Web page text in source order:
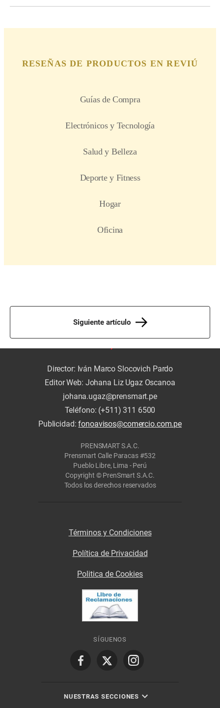
Siguiente artículo
Director: Iván Marco Slocovich Pardo
Editor Web: Johana Liz Ugaz Oscanoa
johana.ugaz@prensmart.pe
Teléfono: (+511) 311 6500
Publicidad:fonoavisos@comercio.com.pe
PRENSMART S.A.C.
Prensmart Calle Paracas #532
Pueblo Libre, Lima - Perú
Copyright © PrenSmart S.A.C.
Todos los derechos reservados
Términos y Condiciones
Política de Privacidad
Politica de Cookies
SÍGUENOS
NUESTRAS SECCIONES